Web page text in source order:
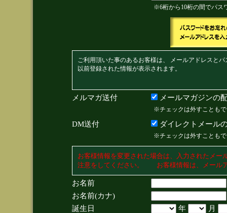
※6桁から10桁の間でパス
ご利用頂いた事のあるお客様は、 メールアドレスと
以前登録された情報が表示されます。
メルマガ送付 メールマガジンの
※チェックは外すことも
DM送付 ダイレクトメール
※チェックは外すことも
お客様情報を変更された場合は、入力されたメ
注意をしてください。 お客様情報は、メール
お名前
お名前(カナ)
誕生日
年
月